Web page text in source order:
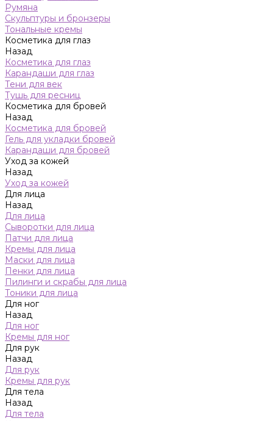
Румяна
Скульптуры и бронзеры
Тональные кремы
Косметика для глаз
Назад
Косметика для глаз
Карандаши для глаз
Тени для век
Тушь для ресниц
Косметика для бровей
Назад
Косметика для бровей
Гель для укладки бровей
Карандаши для бровей
Уход за кожей
Назад
Уход за кожей
Для лица
Назад
Для лица
Сыворотки для лица
Патчи для лица
Кремы для лица
Маски для лица
Пенки для лица
Пилинги и скрабы для лица
Тоники для лица
Для ног
Назад
Для ног
Кремы для ног
Для рук
Назад
Для рук
Кремы для рук
Для тела
Назад
Для тела